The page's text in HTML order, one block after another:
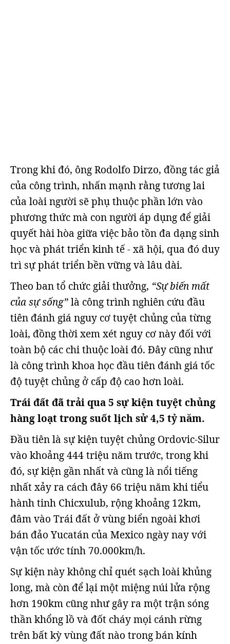
Trong khi đó, ông Rodolfo Dirzo, đồng tác giả
của công trình, nhấn mạnh rằng tương lai
của loài người sẽ phụ thuộc phần lớn vào
phương thức mà con người áp dụng để giải
quyết hài hòa giữa việc bảo tồn đa dạng sinh
học và phát triển kinh tế - xã hội, qua đó duy
trì sự phát triển bền vững và lâu dài.
Theo ban tổ chức giải thưởng, “Sự biến mất
của sự sống”là công trình nghiên cứu đầu
tiên đánh giá nguy cơ tuyệt chủng của từng
loài, đồng thời xem xét nguy cơ này đối với
toàn bộ các chi thuộc loài đó. Đây cũng như
là công trình khoa học đầu tiên đánh giá tốc
độ tuyệt chủng ở cấp độ cao hơn loài.
Trái đất đã trải qua 5 sự kiện tuyệt chủng
hàng loạt trong suốt lịch sử 4,5 tỷ năm.
Đầu tiên là sự kiện tuyệt chủng Ordovic-Silur
vào khoảng 444 triệu năm trước, trong khi
đó, sự kiện gần nhất và cũng là nổi tiếng
nhất xảy ra cách đây 66 triệu năm khi tiểu
hành tinh Chicxulub, rộng khoảng 12km,
đâm vào Trái đất ở vùng biển ngoài khơi
bán đảo Yucatán của Mexico ngày nay với
vận tốc ước tính 70.000km/h.
Sự kiện này không chỉ quét sạch loài khủng
long, mà còn để lại một miệng núi lửa rộng
hơn 190km cũng như gây ra một trận sóng
thần khổng lồ và đốt cháy mọi cánh rừng
trên bất kỳ vùng đất nào trong bán kính